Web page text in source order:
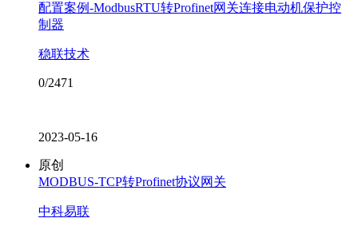
配置案例-ModbusRTU转Profinet网关连接电动机保护控
制器
稳联技术
0/2471
2023-05-16
原创
MODBUS-TCP转Profinet协议网关
中科易联